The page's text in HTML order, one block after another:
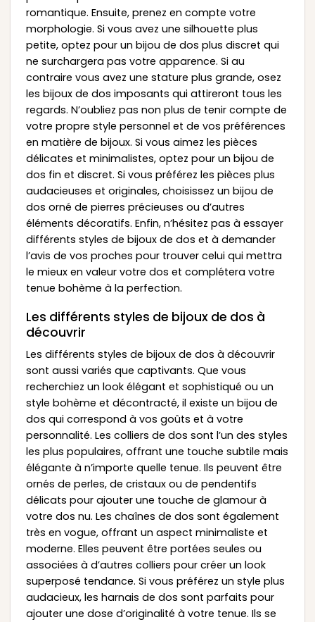
romantique. Ensuite, prenez en compte votre
morphologie. Si vous avez une silhouette plus
petite, optez pour un bijou de dos plus discret qui
ne surchargera pas votre apparence. Si au
contraire vous avez une stature plus grande, osez
les bijoux de dos imposants qui attireront tous les
regards. N’oubliez pas non plus de tenir compte de
votre propre style personnel et de vos préférences
en matière de bijoux. Si vous aimez les pièces
délicates et minimalistes, optez pour un bijou de
dos fin et discret. Si vous préférez les pièces plus
audacieuses et originales, choisissez un bijou de
dos orné de pierres précieuses ou d’autres
éléments décoratifs. Enfin, n’hésitez pas à essayer
différents styles de bijoux de dos et à demander
l’avis de vos proches pour trouver celui qui mettra
le mieux en valeur votre dos et complétera votre
tenue bohème à la perfection.
Les différents styles de bijoux de dos à
découvrir
Les différents styles de bijoux de dos à découvrir
sont aussi variés que captivants. Que vous
recherchiez un look élégant et sophistiqué ou un
style bohème et décontracté, il existe un bijou de
dos qui correspond à vos goûts et à votre
personnalité. Les colliers de dos sont l’un des styles
les plus populaires, offrant une touche subtile mais
élégante à n’importe quelle tenue. Ils peuvent être
ornés de perles, de cristaux ou de pendentifs
délicats pour ajouter une touche de glamour à
votre dos nu. Les chaînes de dos sont également
très en vogue, offrant un aspect minimaliste et
moderne. Elles peuvent être portées seules ou
associées à d’autres colliers pour créer un look
superposé tendance. Si vous préférez un style plus
audacieux, les harnais de dos sont parfaits pour
ajouter une dose d’originalité à votre tenue. Ils se